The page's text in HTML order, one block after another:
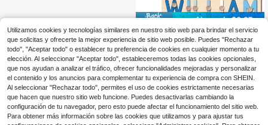
Ahorro de $0.87
Juguetes de aprendizaje temprano
para bebés niños o niñas, regalos d
e Halloween y Navidad, rompecabe
zas con nombre de bebé, juguete d
e rompecabezas de alfabeto 3D, ro
mpecabezas con nombre personali
zado, rompecabezas de alfabeto de
madera, regalos para el primer 1er c
umpleaños, decoraciones navideña
s, juguetes para bebés, accesorios
navideños, juguetes preescolares, j
$7.54 -10%
Utilizamos cookies y tecnologías similares en nuestro sitio web para brindar el servicio
que solicitas y ofrecerte la mejor experiencia de sitio web posible. Puedes "Rechazar
todo", "Aceptar todo" o establecer tu preferencia de cookies en cualquier momento a tu
elección. Al seleccionar "Aceptar todo", estableceremos todas las cookies opcionales,
que nos ayudan a analizar el tráfico, ofrecer funcionalidades mejoradas y personalizar
el contenido y los anuncios para complementar tu experiencia de compra con SHEIN.
Al seleccionar "Rechazar todo", permites el uso de cookies estrictamente necesarias
que hacen que nuestro sitio web funcione. Puedes desactivarlas cambiando la
configuración de tu navegador, pero esto puede afectar el funcionamiento del sitio web.
Para obtener más información sobre las cookies que utilizamos y para ajustar tus